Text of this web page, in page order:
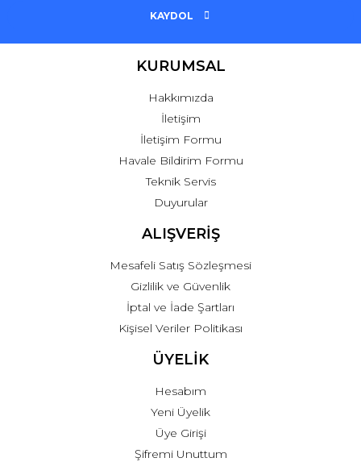
KAYDOL
KURUMSAL
Hakkımızda
İletişim
İletişim Formu
Havale Bildirim Formu
Teknik Servis
Duyurular
ALIŞVERİŞ
Mesafeli Satış Sözleşmesi
Gizlilik ve Güvenlik
İptal ve İade Şartları
Kişisel Veriler Politikası
ÜYELİK
Hesabım
Yeni Üyelik
Üye Girişi
Şifremi Unuttum